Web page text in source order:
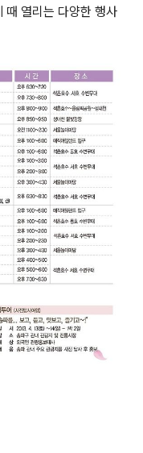
때 열리는 다양한 행사